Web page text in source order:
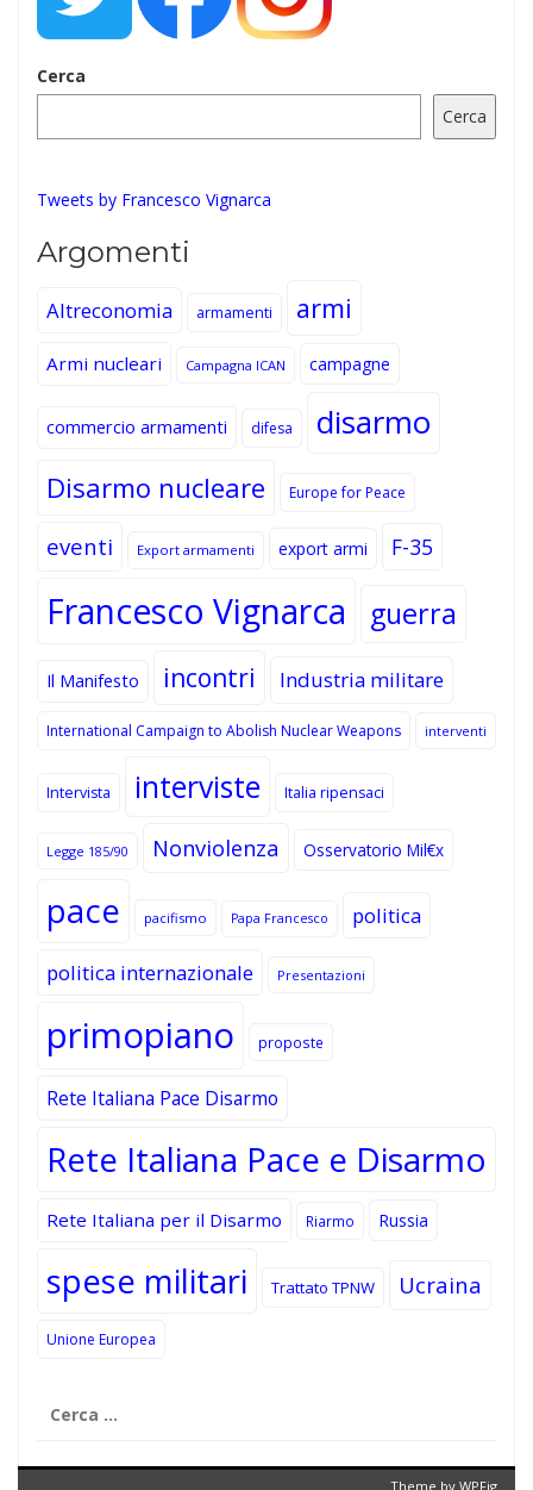
Cerca
Cerca
Tweets by Francesco Vignarca
Argomenti
Altreconomia armamenti armi
Armi nucleari Campagna ICAN campagne
commercio armamenti difesa disarmo
Disarmo nucleare Europe for Peace
eventi Export armamenti export armi F-35
Francesco Vignarca guerra
Il Manifesto incontri Industria militare
International Campaign to Abolish Nuclear Weapons interventi
Intervista interviste Italia ripensaci
Legge 185/90 Nonviolenza Osservatorio Mil€x
pace pacifismo Papa Francesco politica
politica internazionale Presentazioni
primopiano proposte
Rete Italiana Pace Disarmo
Rete Italiana Pace e Disarmo
Rete Italiana per il Disarmo Riarmo Russia
spese militari Trattato TPNW Ucraina
Unione Europea
per:
Theme by WPFig